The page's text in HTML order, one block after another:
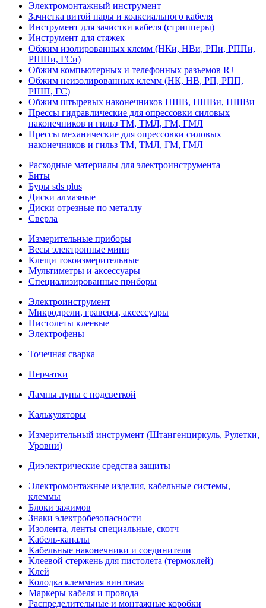
Электромонтажный инструмент
Зачистка витой пары и коаксиального кабеля
Инструмент для зачистки кабеля (стрипперы)
Инструмент для стяжек
Обжим изолированных клемм (НКи, НВи, РПи, РППи,
РШПи, ГСи)
Обжим компьютерных и телефонных разъемов RJ
Обжим неизолированных клемм (НК, НВ, РП, РПП,
РШП, ГС)
Обжим штыревых наконечников НШВ, НШВи, НШВи
Прессы гидравлические для опрессовки силовых
наконечников и гильз ТМ, ТМЛ, ГМ, ГМЛ
Прессы механические для опрессовки силовых
наконечников и гильз ТМ, ТМЛ, ГМ, ГМЛ
Расходные материалы для электроинструмента
Биты
Буры sds plus
Диски алмазные
Диски отрезные по металлу
Сверла
Измерительные приборы
Весы электронные мини
Клещи токоизмерительные
Мультиметры и аксессуары
Специализированные приборы
Электроинструмент
Микродрели, граверы, аксессуары
Пистолеты клеевые
Электрофены
Точечная сварка
Перчатки
Лампы лупы с подсветкой
Калькуляторы
Измерительный инструмент (Штангенциркуль, Рулетки,
Уровни)
Диэлектрические средства защиты
Электромонтажные изделия, кабельные системы,
клеммы
Блоки зажимов
Знаки электробезопасности
Изолента, ленты специальные, скотч
Кабель-каналы
Кабельные наконечники и соединители
Клеевой стержень для пистолета (термоклей)
Клей
Колодка клеммная винтовая
Маркеры кабеля и провода
Распределительные и монтажные коробки